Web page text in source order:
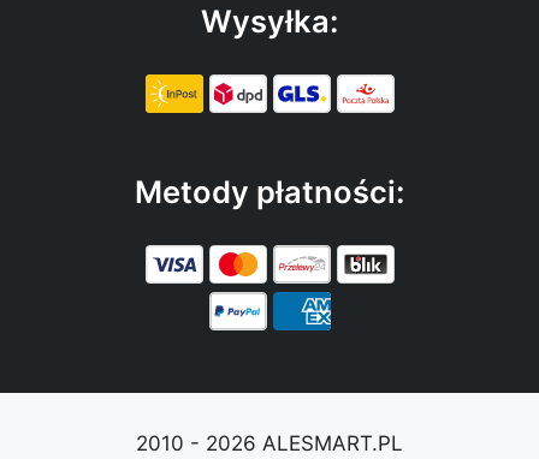
Wysyłka:
Metody płatności:
2010 - 2026 ALESMART.PL